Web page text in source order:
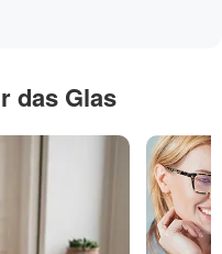
das Glas